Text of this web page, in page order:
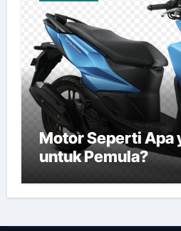
Motor Seperti Apa
untuk Pemula?